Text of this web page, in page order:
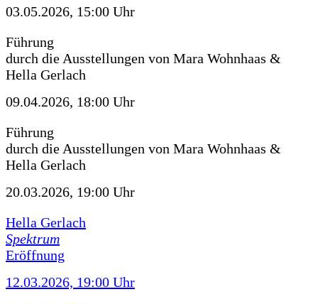
03.05.2026, 15:00 Uhr
Führung
durch die Ausstellungen von Mara Wohnhaas &
Hella Gerlach
09.04.2026, 18:00 Uhr
Führung
durch die Ausstellungen von Mara Wohnhaas &
Hella Gerlach
20.03.2026, 19:00 Uhr
Hella Gerlach
Spektrum
Eröffnung
12.03.2026, 19:00 Uhr